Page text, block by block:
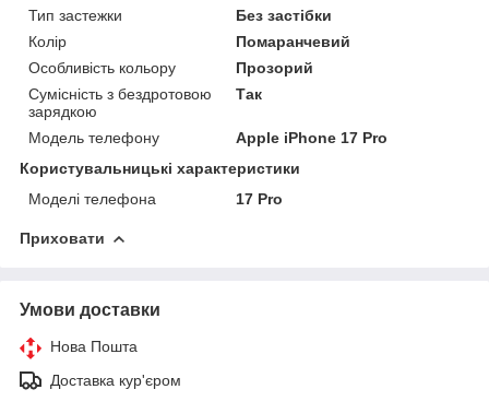
Тип застежки
Без застібки
Колір
Помаранчевий
Особливість кольору
Прозорий
Сумісність з бездротовою
зарядкою
Так
Модель телефону
Apple iPhone 17 Pro
Користувальницькі характеристики
Моделі телефона
17 Pro
Приховати
Умови доставки
Нова Пошта
Доставка кур'єром